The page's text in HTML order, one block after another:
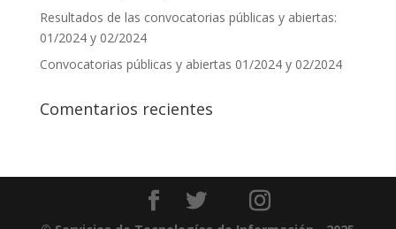
Resultados de las convocatorias públicas y abiertas:
01/2024 y 02/2024
Convocatorias públicas y abiertas 01/2024 y 02/2024
Comentarios recientes